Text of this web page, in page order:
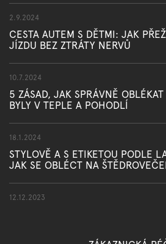
2.9.2024
CESTA AUTEM S DĚTMI: JAK
JÍZDU BEZ ZTRÁTY NERVŮ
10.7.2024
5 ZÁSAD, JAK SPRÁVNĚ
BYLY V TEPLE A POHODLÍ
18.1.2024
STYLOVĚ A S ETIKETOU PODLE
JAK SE OBLÉCT NA
12.12.2023